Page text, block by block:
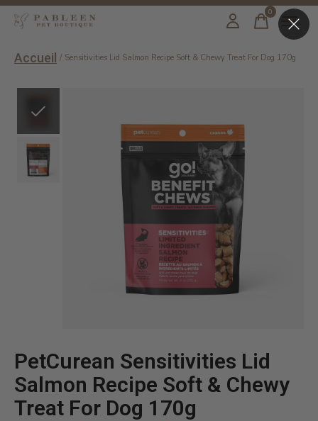
0items
Accueil / Sensitivities Lid Salmon Recipe Soft & Chewy Treat For Dog 170g
PetCurean Sensitivities Lid
Salmon Recipe Soft & Chewy
Treat For Dog 170g